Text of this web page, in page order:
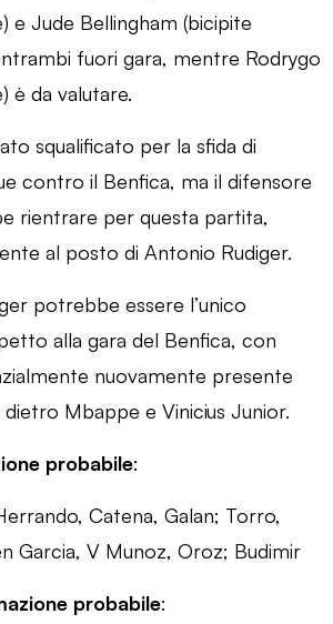
e Jude Bellingham (bicipite
fuori gara, mentre Rodrygo
è da valutare.
squalificato per la sfida di
contro il Benfica, ma il difensore
rientrare per questa partita,
al posto di Antonio Rudiger.
potrebbe essere l’unico
alla gara del Benfica, con
nuovamente presente
Mbappe e Vinicius Junior.
probabile:
Catena, Galan; Torro,
Garcia, V Munoz, Oroz; Budimir
probabile: